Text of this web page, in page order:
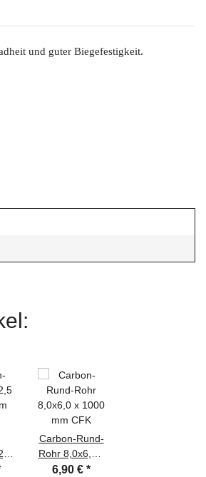
und guter Biegefestigkeit.
Carbon-Rund-
Rohr 8,0x6,0 x
1000 mm CFK
6,90 € *